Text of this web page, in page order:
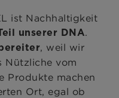
ist Nachhaltigkeit
unserer DNA.
, weil wir
Nützliche vom
Produkte machen
Ort, egal ob